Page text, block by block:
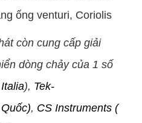
ống venturi, Coriolis
còn cung cấp giải
dòng chảy của 1 số
), Tek-
, CS Instruments (